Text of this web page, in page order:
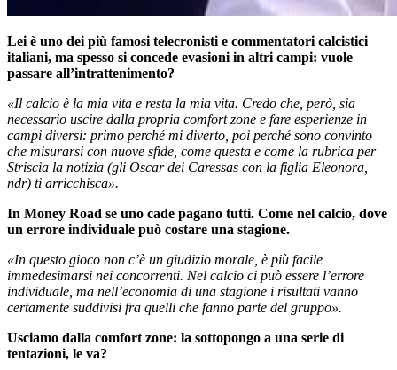
Lei è uno dei più famosi telecronisti e commentatori calcistici
italiani, ma spesso si concede evasioni in altri campi: vuole
passare all’intrattenimento?
«Il calcio è la mia vita e resta la mia vita. Credo che, però, sia
necessario uscire dalla propria comfort zone e fare esperienze in
campi diversi: primo perché mi diverto, poi perché sono convinto
che misurarsi con nuove sfide, come questa e come la rubrica per
Striscia la notizia (gli Oscar dei Caressas con la figlia Eleonora,
ndr) ti arricchisca».
In Money Road se uno cade pagano tutti. Come nel calcio, dove
un errore individuale può costare una stagione.
«In questo gioco non c’è un giudizio morale, è più facile
immedesimarsi nei concorrenti. Nel calcio ci può essere l’errore
individuale, ma nell’economia di una stagione i risultati vanno
certamente suddivisi fra quelli che fanno parte del gruppo».
Usciamo dalla comfort zone: la sottopongo a una serie di
tentazioni, le va?